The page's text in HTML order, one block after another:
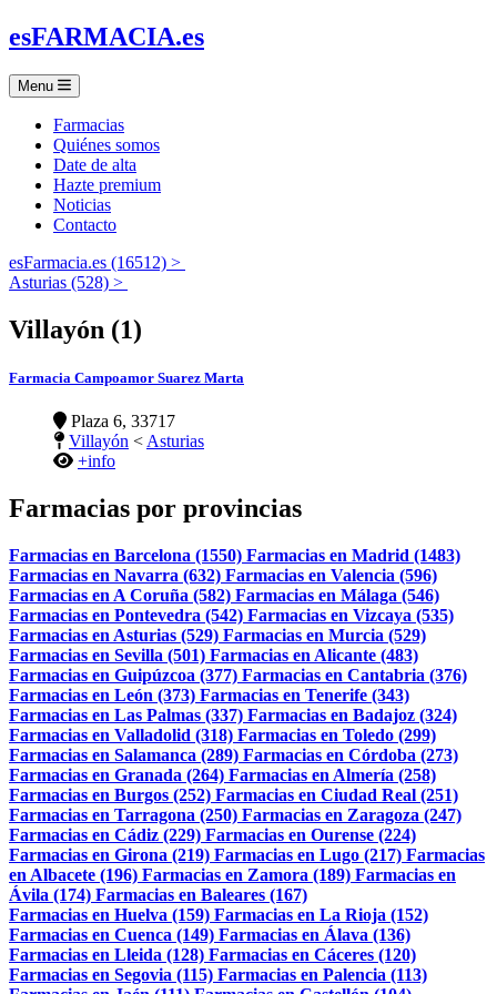
esFARMACIA.es
Menu
Farmacias
Quiénes somos
Date de alta
Hazte premium
Noticias
Contacto
esFarmacia.es (16512) >
Asturias (528) >
Villayón (1)
Farmacia Campoamor Suarez Marta
Plaza 6, 33717
Villayón < Asturias
+info
Farmacias por provincias
Farmacias en Barcelona (1550) Farmacias en Madrid (1483)
Farmacias en Navarra (632) Farmacias en Valencia (596)
Farmacias en A Coruña (582) Farmacias en Málaga (546)
Farmacias en Pontevedra (542) Farmacias en Vizcaya (535)
Farmacias en Asturias (529) Farmacias en Murcia (529)
Farmacias en Sevilla (501) Farmacias en Alicante (483)
Farmacias en Guipúzcoa (377) Farmacias en Cantabria (376)
Farmacias en León (373) Farmacias en Tenerife (343)
Farmacias en Las Palmas (337) Farmacias en Badajoz (324)
Farmacias en Valladolid (318) Farmacias en Toledo (299)
Farmacias en Salamanca (289) Farmacias en Córdoba (273)
Farmacias en Granada (264) Farmacias en Almería (258)
Farmacias en Burgos (252) Farmacias en Ciudad Real (251)
Farmacias en Tarragona (250) Farmacias en Zaragoza (247)
Farmacias en Cádiz (229) Farmacias en Ourense (224)
Farmacias en Girona (219) Farmacias en Lugo (217) Farmacias
en Albacete (196) Farmacias en Zamora (189) Farmacias en
Ávila (174) Farmacias en Baleares (167)
Farmacias en Huelva (159) Farmacias en La Rioja (152)
Farmacias en Cuenca (149) Farmacias en Álava (136)
Farmacias en Lleida (128) Farmacias en Cáceres (120)
Farmacias en Segovia (115) Farmacias en Palencia (113)